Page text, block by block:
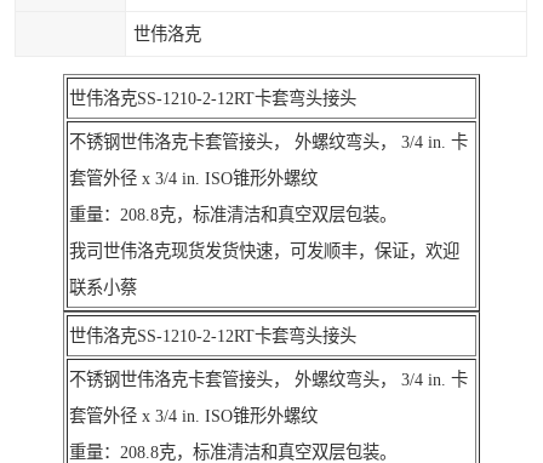
世伟洛克
世伟洛克SS-1210-2-12RT卡套弯头接头
不锈钢世伟洛克卡套管接头， 外螺纹弯头， 3/4 in. 卡
套管外径 x 3/4 in. ISO锥形外螺纹
重量：208.8克，标准清洁和真空双层包装。
我司世伟洛克现货发货快速，可发顺丰，保证，欢迎
联系小蔡
世伟洛克SS-1210-2-12RT卡套弯头接头
不锈钢世伟洛克卡套管接头， 外螺纹弯头， 3/4 in. 卡
套管外径 x 3/4 in. ISO锥形外螺纹
重量：208.8克，标准清洁和真空双层包装。